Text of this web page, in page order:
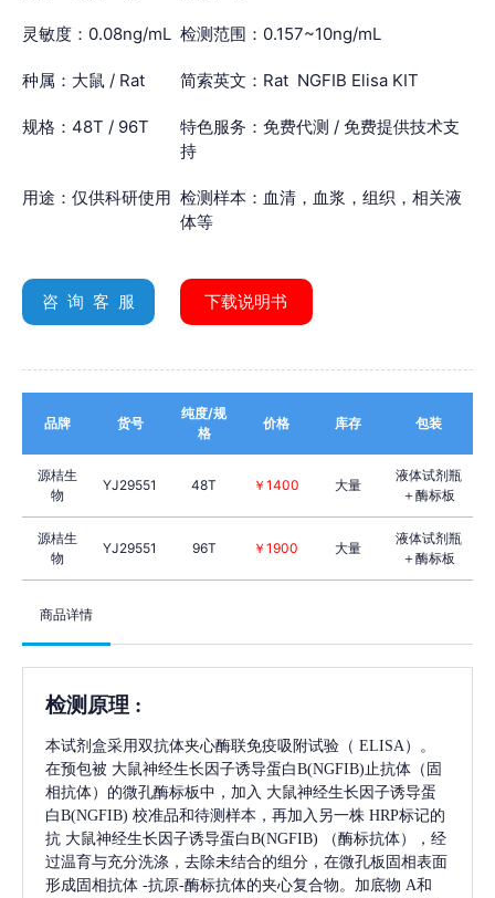
灵敏度：0.08ng/mL 检测范围：0.157~10ng/mL
种属：大鼠 / Rat 简索英文：Rat NGFIB Elisa KIT
规格：48T / 96T
特色服务：免费代测 / 免费提供技术支
持
用途：仅供科研使用 检测样本：血清，血浆，组织，相关液
体等
咨 询 客 服 下载说明书
品牌 货号
纯度/规
格
价格 库存 包装
源桔生
物
YJ29551 48T ￥1400 大量
液体试剂瓶
＋酶标板
源桔生
物
YJ29551 96T ￥1900 大量
液体试剂瓶
＋酶标板
商品详情
检测原理 :
本试剂盒采用双抗体夹心酶联免疫吸附试验（ ELISA）。
在预包被 大鼠神经生长因子诱导蛋白B(NGFIB)止抗体（固
相抗体）的微孔酶标板中，加入 大鼠神经生长因子诱导蛋
白B(NGFIB) 校准品和待测样本，再加入另一株 HRP标记的
抗 大鼠神经生长因子诱导蛋白B(NGFIB)
（酶标抗体），经
过温育与充分洗涤，去除未结合的组分，在微孔板固相表面
形成固相抗体 -抗原-酶标抗体的夹心复合物。加底物 A和